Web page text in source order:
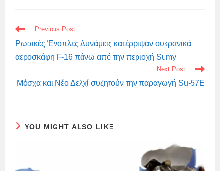
READ
MORE
ARTICLES
Previous Post
Ρωσικές Ένοπλες Δυνάμεις κατέρριψαν ουκρανικά
αεροσκάφη F-16 πάνω από την περιοχή Sumy
Next Post
Μόσχα και Νέο Δελχί συζητούν την παραγωγή Su-57E
YOU MIGHT ALSO LIKE